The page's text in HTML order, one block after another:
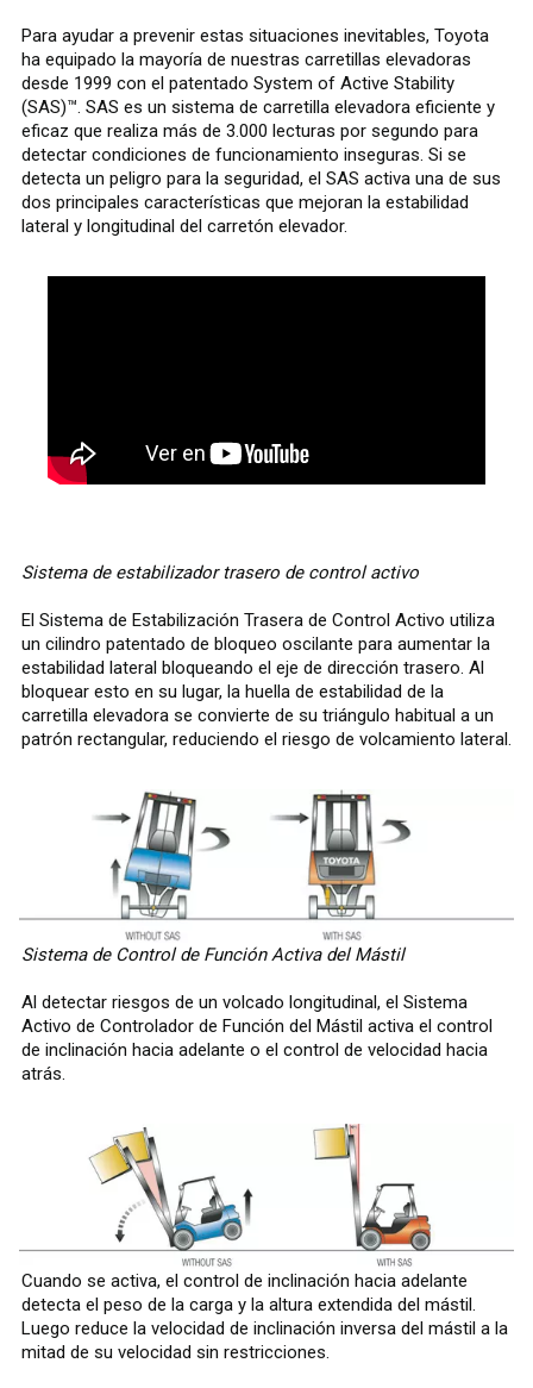
Para ayudar a prevenir estas situaciones inevitables, Toyota
ha equipado la mayoría de nuestras carretillas elevadoras
desde 1999 con el patentado System of Active Stability
(SAS)™. SAS es un sistema de carretilla elevadora eficiente y
eficaz que realiza más de 3.000 lecturas por segundo para
detectar condiciones de funcionamiento inseguras. Si se
detecta un peligro para la seguridad, el SAS activa una de sus
dos principales características que mejoran la estabilidad
lateral y longitudinal del carretón elevador.
Sistema de estabilizador trasero de control activo
El Sistema de Estabilización Trasera de Control Activo utiliza
un cilindro patentado de bloqueo oscilante para aumentar la
estabilidad lateral bloqueando el eje de dirección trasero. Al
bloquear esto en su lugar, la huella de estabilidad de la
carretilla elevadora se convierte de su triángulo habitual a un
patrón rectangular, reduciendo el riesgo de volcamiento lateral.
Sistema de Control de Función Activa del Mástil
Al detectar riesgos de un volcado longitudinal, el Sistema
Activo de Controlador de Función del Mástil activa el control
de inclinación hacia adelante o el control de velocidad hacia
atrás.
Cuando se activa, el control de inclinación hacia adelante
detecta el peso de la carga y la altura extendida del mástil.
Luego reduce la velocidad de inclinación inversa del mástil a la
mitad de su velocidad sin restricciones.